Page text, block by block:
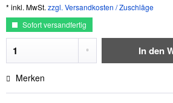
* inkl. MwSt. zzgl. Versandkosten / Zuschläge
Sofort versandfertig
In den
Merken